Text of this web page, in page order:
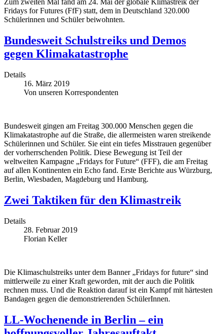
Zum zweiten Mal fand am 24. Mai der globale Klimastreik der
Fridays for Futures (FfF) statt, dem in Deutschland 320.000
Schülerinnen und Schüler beiwohnten.
Bundesweit Schulstreiks und Demos
gegen Klimakatastrophe
Details
16. März 2019
Von unseren Korrespondenten
Bundesweit gingen am Freitag 300.000 Menschen gegen die
Klimakatastrophe auf die Straße, die allermeisten waren streikende
Schülerinnen und Schüler. Sie eint ein tiefes Misstrauen gegenüber
der vorherrschenden Politik. Diese Bewegung ist Teil der
weltweiten Kampagne „Fridays for Future“ (FFF), die am Freitag
auf allen Kontinenten ein Echo fand. Erste Berichte aus Würzburg,
Berlin, Wiesbaden, Magdeburg und Hamburg.
Zwei Taktiken für den Klimastreik
Details
28. Februar 2019
Florian Keller
Die Klimaschulstreiks unter dem Banner „Fridays for future“ sind
mittlerweile zu einer Kraft geworden, mit der auch die Politik
rechnen muss. Und die Reaktion darauf ist ein Kampf mit härtesten
Bandagen gegen die demonstrierenden SchülerInnen.
LL-Wochenende in Berlin – ein